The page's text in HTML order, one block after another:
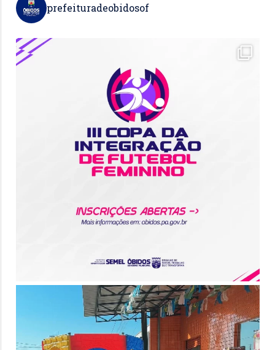
prefeituradeobidosof